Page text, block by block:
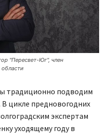
"Пересвет-Юг", член
традиционно подводим
цикле предновогодних
экспертам
уходящему году в